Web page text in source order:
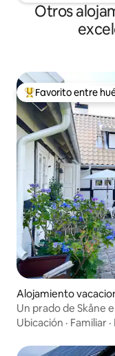
Otros
Favorito entre
Favorito entre
Alojamiento
Un prado de Skåne
Ubicación · Familiar ·